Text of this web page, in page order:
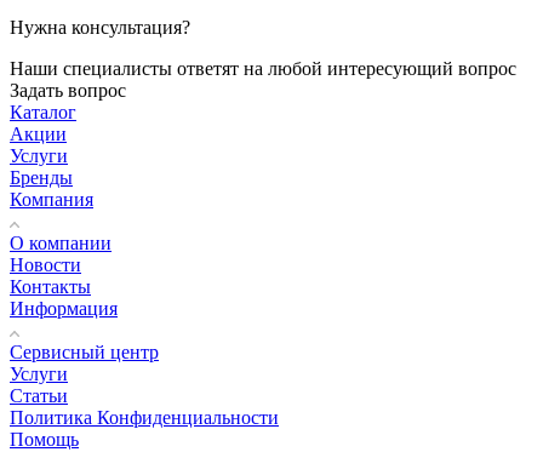
Нужна консультация?
Наши специалисты ответят на любой интересующий вопрос
Задать вопрос
Каталог
Акции
Услуги
Бренды
Компания
О компании
Новости
Контакты
Информация
Сервисный центр
Услуги
Статьи
Политика Конфиденциальности
Помощь